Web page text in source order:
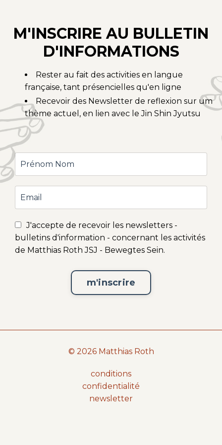
M'INSCRIRE AU BULLETIN
D'INFORMATIONS
Rester au fait des activities en langue
française, tant présencielles qu'en ligne
Recevoir des Newsletter de reflexion sur um
thème actuel, en lien avec le Jin Shin Jyutsu
J'accepte de recevoir les newsletters -
bulletins d'information - concernant les activités
de Matthias Roth JSJ - Bewegtes Sein.
m'inscrire
© 2026 Matthias Roth
conditions
confidentialité
newsletter